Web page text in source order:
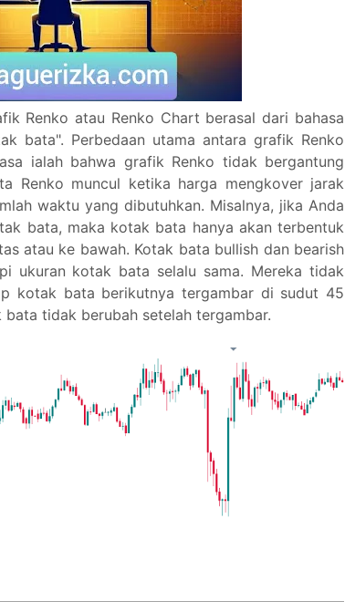
Renko atau Renko Chart berasal dari bahasa
bata". Perbedaan utama antara grafik Renko
ialah bahwa grafik Renko tidak bergantung
Renko muncul ketika harga mengkover jarak
waktu yang dibutuhkan. Misalnya, jika Anda
bata, maka kotak bata hanya akan terbentuk
atau ke bawah. Kotak bata bullish dan bearish
ukuran kotak bata selalu sama. Mereka tidak
kotak bata berikutnya tergambar di sudut 45
tidak berubah setelah tergambar.